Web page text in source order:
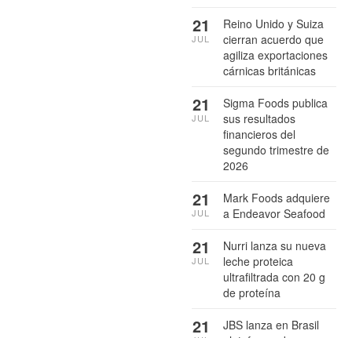
Reino Unido y Suiza
cierran acuerdo que
agiliza exportaciones
cárnicas británicas
21
JUL
Sigma Foods publica
sus resultados
financieros del
segundo trimestre de
2026
21
JUL
Mark Foods adquiere
a Endeavor Seafood
21
JUL
Nurri lanza su nueva
leche proteica
ultrafiltrada con 20 g
de proteína
21
JUL
JBS lanza en Brasil
21